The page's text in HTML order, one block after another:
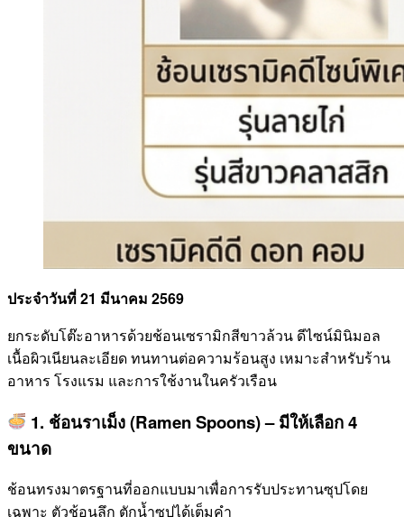
ประจำวันที่ 21 มีนาคม 2569
ยกระดับโต๊ะอาหารด้วยช้อนเซรามิกสีขาวล้วน ดีไซน์มินิมอล
เนื้อผิวเนียนละเอียด ทนทานต่อความร้อนสูง เหมาะสำหรับร้าน
อาหาร โรงแรม และการใช้งานในครัวเรือน
1. ช้อนราเม็ง (Ramen Spoons) – มีให้เลือก 4
ขนาด
ช้อนทรงมาตรฐานที่ออกแบบมาเพื่อการรับประทานซุปโดย
เฉพาะ ตัวช้อนลึก ตักน้ำซุปได้เต็มคำ